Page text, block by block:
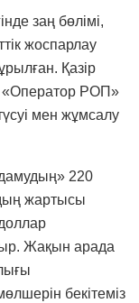
заң бөлімі,
жоспарлау
Қазір
«Оператор РОП»
мен жұмсалу
220
жартысы
Жақын арада
бекітеміз